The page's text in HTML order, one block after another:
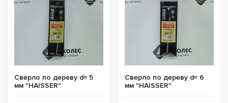
Сверло по дереву d= 5
мм "HAISSER"
Сверло по дереву d= 6
мм "HAISSER"